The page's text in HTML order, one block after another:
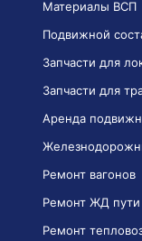
Материалы ВСП
Подвижной
Запчасти для
Запчасти для
Аренда
Ремонт вагонов
Ремонт ЖД пути
Ремонт